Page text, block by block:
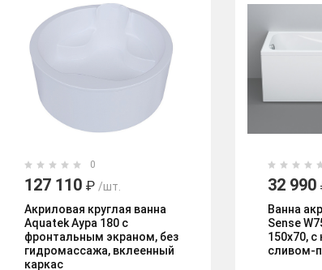
0
127 110 ₽ /шт.
Акриловая круглая ванна
Aquatek Аура 180 с
фронтальным экраном, без
гидромассажа, вклеенный
каркас
32 990
Ванна
Sense
150х70,
сливом-